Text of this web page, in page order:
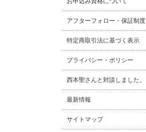
アフターフォロー・保証制度
特定商取引法に基づく表示
プライバシー・ポリシー
西本聖さんと対談しました。
最新情報
サイトマップ